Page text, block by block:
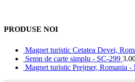
PRODUSE NOI
Magnet turistic Cetatea Devei,
Semn de carte simplu - SC-299
Magnet turistic Prejmer, Romania -